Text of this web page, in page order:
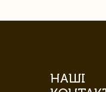
НАШІ